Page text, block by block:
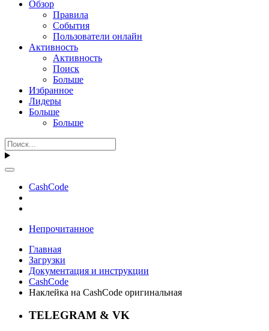
Обзор
Правила
События
Пользователи онлайн
Активность
Активность
Поиск
Больше
Избранное
Лидеры
Больше
Больше
CashCode
Непрочитанное
Главная
Загрузки
Документация и инструкции
CashCode
Наклейка на CashCode оригинальная
TELEGRAM & VK